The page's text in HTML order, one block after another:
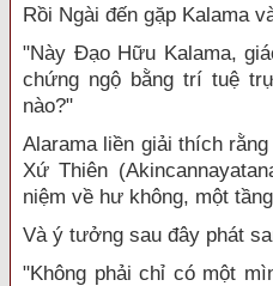
Rồi Ngài đến gặp Kalama
"Này Đạo Hữu Kalama,
chứng ngộ bằng trí tuệ
nào?"
Alarama liền giải thích
Xứ Thiên
niệm về hư không, một
Và ý tưởng sau đây phát
"Không phải chỉ có một